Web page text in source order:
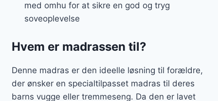
med omhu for at sikre en god og tryg
soveoplevelse
Hvem er madrassen til?
Denne madras er den ideelle løsning til forældre,
der ønsker en specialtilpasset madras til deres
barns vugge eller tremmeseng. Da den er lavet